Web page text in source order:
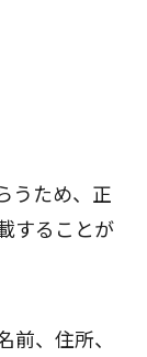
うため、正
することが
、住所、